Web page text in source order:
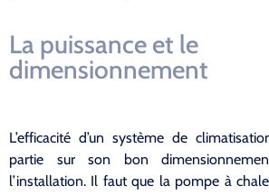
La puissance et le
dimensionnement
L’efficacité d’un système de
partie sur son bon
l’installation. Il faut que la pompe à